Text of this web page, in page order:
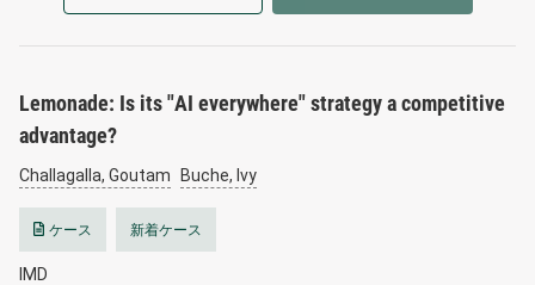
Lemonade: Is its "AI everywhere" strategy a competitive
advantage?
Challagalla, Goutam Buche, Ivy
ケース 新着ケース
IMD